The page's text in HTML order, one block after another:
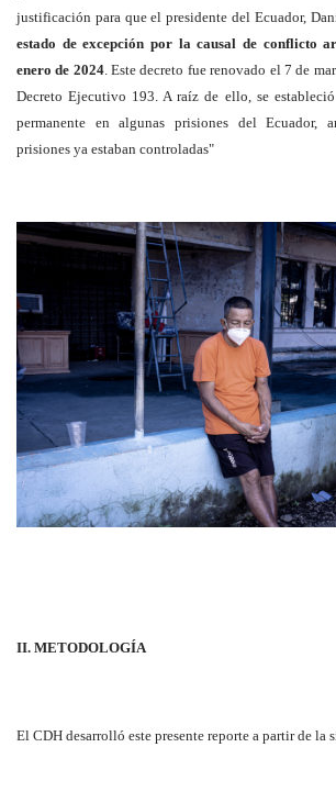
justificación para que el presidente del Ecuador,
estado de excepción por la causal de conflicto
enero de 2024. Este decreto fue renovado el 7 de
Decreto Ejecutivo 193. A raíz de ello, se
permanente en algunas prisiones del Ecuador,
prisiones ya estaban controladas"
II. METODOLOGÍA
El CDH desarrolló este presente reporte a partir de la